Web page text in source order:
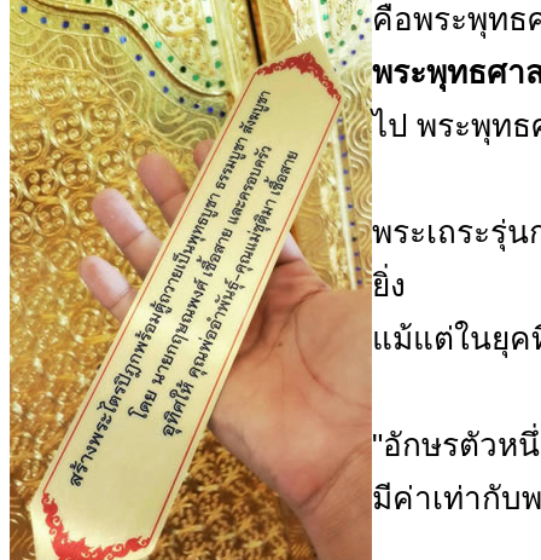
คือพระพุท
พระพุทธศา
ไป พระพุท
พระเถระรุ่
ยิ่ง
แม้แต่ในยุค
"อักษรตัวห
มีค่าเท่ากับ